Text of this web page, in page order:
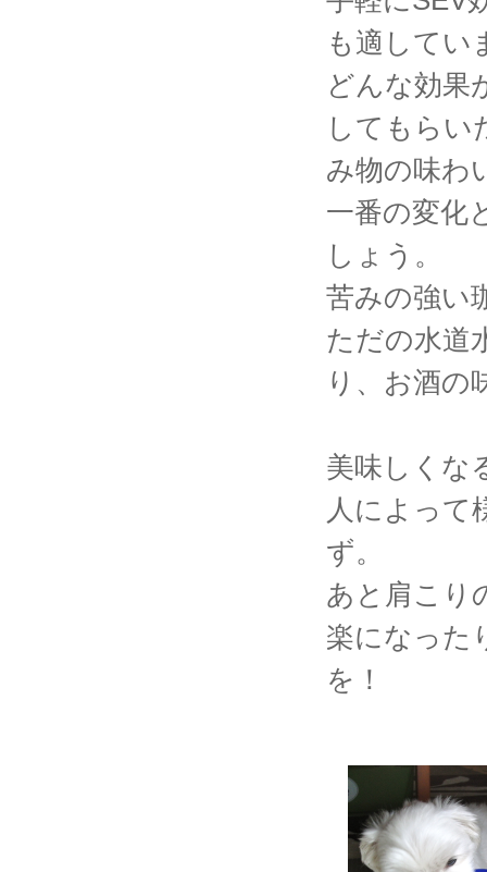
も適してい
どんな効果
してもらい
み物の味わ
一番の変化
しょう。
苦みの強い
ただの水道
り、お酒の
美味しくな
人によって
ず。
あと肩こり
楽になった
を！